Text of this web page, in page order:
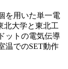
を用いた単一電
北大学と東北工
ットの電気伝導
温でのSET動作